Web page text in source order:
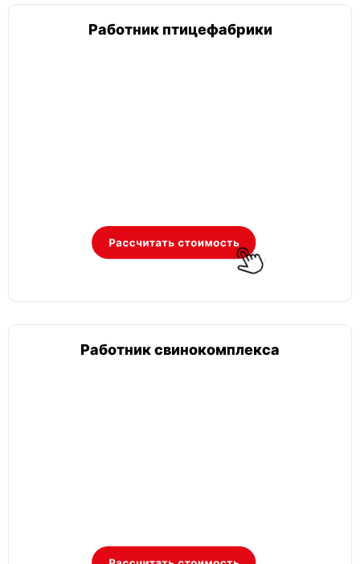
Работник птицефабрики
Работник свинокомплекса